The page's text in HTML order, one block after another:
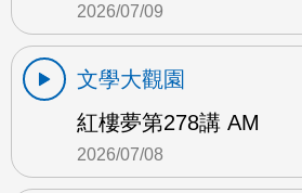
2026/07/09
文學大觀園
紅樓夢第278講 AM
2026/07/08